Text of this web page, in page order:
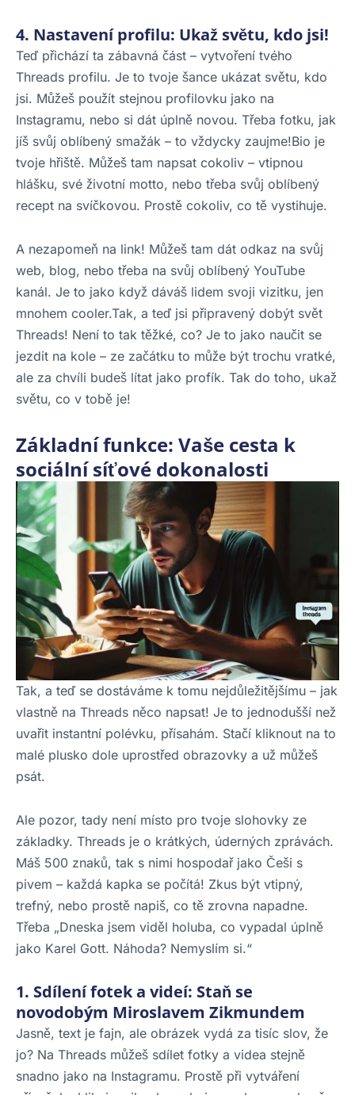
4. Nastavení profilu: Ukaž světu, kdo jsi!
Teď přichází ta zábavná část – vytvoření tvého
Threads profilu. Je to tvoje šance ukázat světu, kdo
jsi. Můžeš použít stejnou profilovku jako na
Instagramu, nebo si dát úplně novou. Třeba fotku, jak
jíš svůj oblíbený smažák – to vždycky zaujme!Bio je
tvoje hřiště. Můžeš tam napsat cokoliv – vtipnou
hlášku, své životní motto, nebo třeba svůj oblíbený
recept na svíčkovou. Prostě cokoliv, co tě vystihuje.
A nezapomeň na link! Můžeš tam dát odkaz na svůj
web, blog, nebo třeba na svůj oblíbený YouTube
kanál. Je to jako když dáváš lidem svoji vizitku, jen
mnohem cooler.Tak, a teď jsi připravený dobýt svět
Threads! Není to tak těžké, co? Je to jako naučit se
jezdit na kole – ze začátku to může být trochu vratké,
ale za chvíli budeš lítat jako profík. Tak do toho, ukaž
světu, co v tobě je!
Základní funkce: Vaše cesta k
sociální síťové dokonalosti
Tak, a teď se dostáváme k tomu nejdůležitějšímu – jak
vlastně na Threads něco napsat! Je to jednodušší než
uvařit instantní polévku, přísahám. Stačí kliknout na to
malé plusko dole uprostřed obrazovky a už můžeš
psát.
Ale pozor, tady není místo pro tvoje slohovky ze
základky. Threads je o krátkých, úderných zprávách.
Máš 500 znaků, tak s nimi hospodař jako Češi s
pivem – každá kapka se počítá! Zkus být vtipný,
trefný, nebo prostě napiš, co tě zrovna napadne.
Třeba „Dneska jsem viděl holuba, co vypadal úplně
jako Karel Gott. Náhoda? Nemyslím si.“
1. Sdílení fotek a videí: Staň se
novodobým Miroslavem Zikmundem
Jasně, text je fajn, ale obrázek vydá za tisíc slov, že
jo? Na Threads můžeš sdílet fotky a videa stejně
snadno jako na Instagramu. Prostě při vytváření